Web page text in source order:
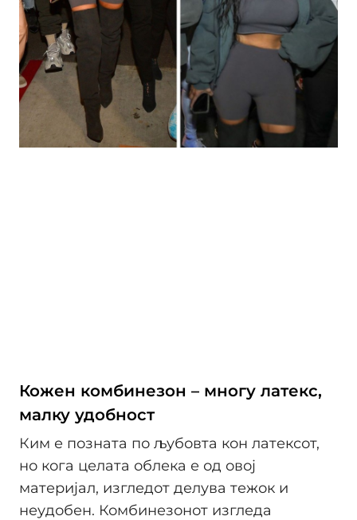
Кожен комбинезон – многу латекс,
малку удобност
Ким е позната по љубовта кон латексот,
но кога целата облека е од овој
материјал, изгледот делува тежок и
неудобен. Комбинезонот изгледа